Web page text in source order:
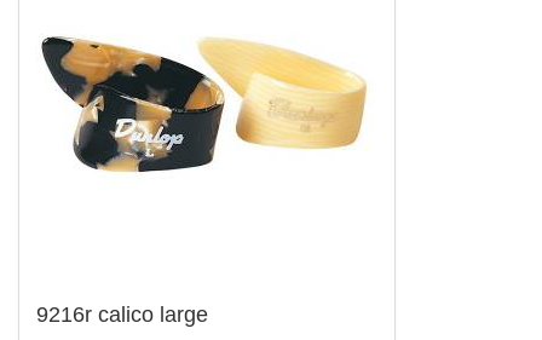
9216r calico large